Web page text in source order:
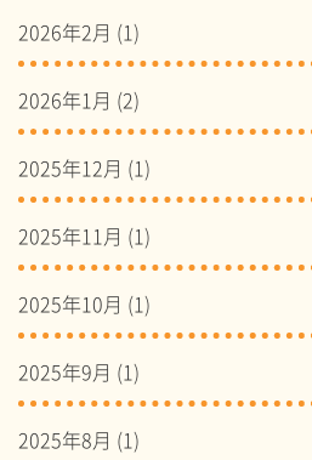
2026年2月 (1)
2026年1月 (2)
2025年12月 (1)
2025年11月 (1)
2025年10月 (1)
2025年9月 (1)
2025年8月 (1)